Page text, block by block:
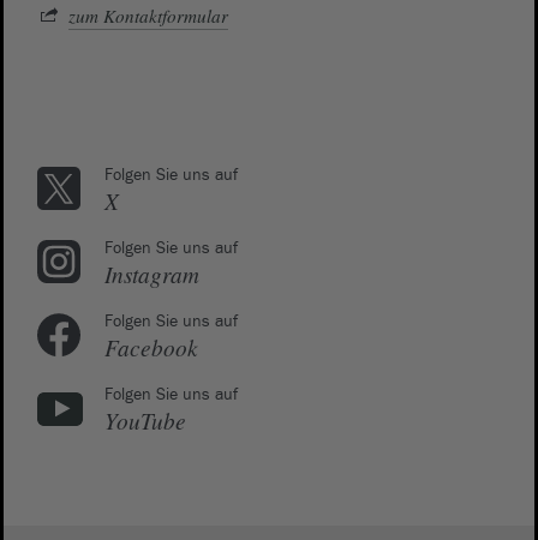
zum Kontaktformular
Folgen Sie uns auf
X
Folgen Sie uns auf
Instagram
Folgen Sie uns auf
Facebook
Folgen Sie uns auf
YouTube